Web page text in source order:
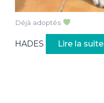
Déjà adoptés
HADES Lire la suite